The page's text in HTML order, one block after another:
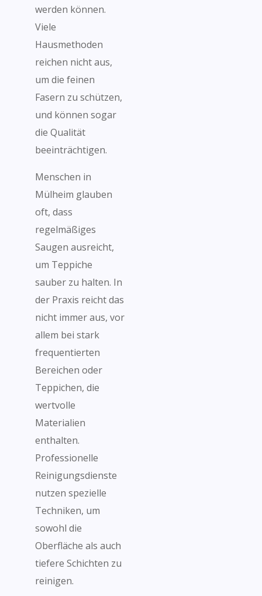
werden können.
Viele
Hausmethoden
reichen nicht aus,
um die feinen
Fasern zu schützen,
und können sogar
die Qualität
beeinträchtigen.
Menschen in
Mülheim glauben
oft, dass
regelmäßiges
Saugen ausreicht,
um Teppiche
sauber zu halten. In
der Praxis reicht das
nicht immer aus, vor
allem bei stark
frequentierten
Bereichen oder
Teppichen, die
wertvolle
Materialien
enthalten.
Professionelle
Reinigungsdienste
nutzen spezielle
Techniken, um
sowohl die
Oberfläche als auch
tiefere Schichten zu
reinigen.